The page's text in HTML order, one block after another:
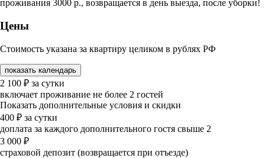
проживания 3000 р., возвращается в день выезда, после уборки!
Цены
Стоимость указана за квартиру целиком в рублях РФ
показать календарь
2 100 ₽ за сутки
включает проживание не более 2 гостей
Показать дополнительные условия и скидки
400 ₽ за сутки
доплата за каждого дополнительного гостя свыше 2
3 000 ₽
страховой депозит (возвращается при отъезде)